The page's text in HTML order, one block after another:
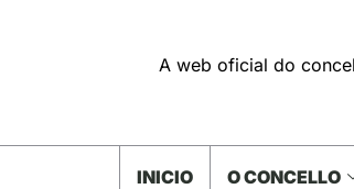
A web oficial do
INICIO O CONCELLO